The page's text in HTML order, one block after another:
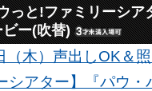
っと!ファミリーシア
ー(吹替)
木）声出しOK＆
シアター】『パウ